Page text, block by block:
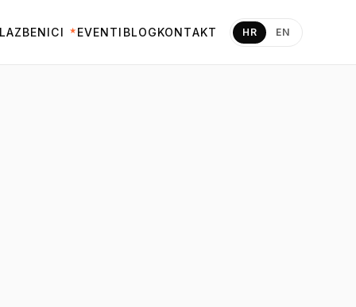
★ EVENTI BLOGKONTAKT HR EN